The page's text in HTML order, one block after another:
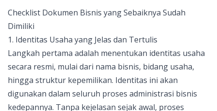
Checklist Dokumen Bisnis yang Sebaiknya Sudah
Dimiliki
1. Identitas Usaha yang Jelas dan Tertulis
Langkah pertama adalah menentukan identitas usaha
secara resmi, mulai dari nama bisnis, bidang usaha,
hingga struktur kepemilikan. Identitas ini akan
digunakan dalam seluruh proses administrasi bisnis
kedepannya. Tanpa kejelasan sejak awal, proses